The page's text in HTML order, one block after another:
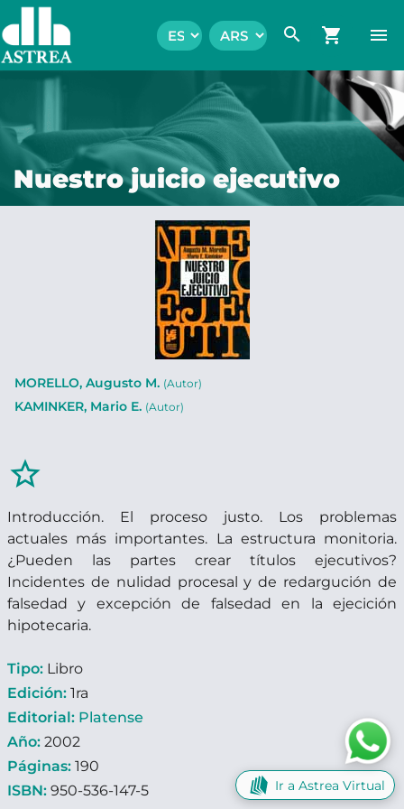
search shopping_cart menu
Nuestro juicio ejecutivo
MORELLO, Augusto M. (Autor)
KAMINKER, Mario E. (Autor)
star_border
Introducción. El proceso justo. Los problemas
actuales más importantes. La estructura monitoria.
¿Pueden las partes crear títulos ejecutivos?
Incidentes de nulidad procesal y de redargución de
falsedad y excepción de falsedad en la ejecición
hipotecaria.
Tipo: Libro
Edición: 1ra
Editorial: Platense
Año: 2002
Páginas: 190
ISBN: 950-536-147-5
Ir a Astrea Virtual